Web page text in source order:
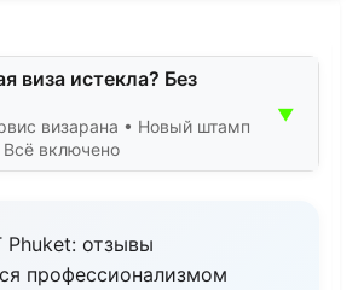
виза истекла? Без
визарана • Новый штамп
Всё включено
▼
Phuket: отзывы
профессионализмом